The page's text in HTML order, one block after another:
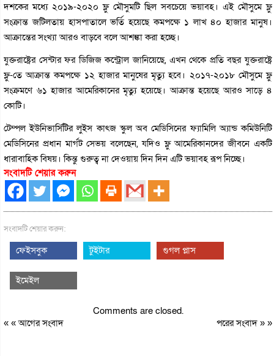
দশকের মধ্যে ২০১৯-২০২০ ফ্লু মৌসুমটি ছিল সবচেয়ে ভয়াবহ। এই মৌসুমে ফ্লু
সংক্রান্ত জটিলতায় হাসপাতালে ভর্তি হয়েছে কমপক্ষে ১ লাখ ৪০ হাজার মানুষ।
আক্রান্তের সংখ্যা আরও বাড়বে বলে আশঙ্কা করা হচ্ছে।
যুক্তরাষ্ট্রের সেন্টার ফর ডিজিজ কন্ট্রোল জানিয়েছে, এখন থেকে প্রতি বছর যুক্তরাষ্ট্রে
ফ্লু-তে আক্রান্ত কমপক্ষে ১২ হাজার মানুষের মৃত্যু হবে। ২০১৭-২০১৮ মৌসুমে ফ্লু
সংক্রমণে ৬১ হাজার আমেরিকানের মৃত্যু হয়েছে। আক্রান্ত হয়েছে আরও সাড়ে ৪
কোটি।
টেম্পল ইউনিভার্সিটির লুইস কাৎজ স্কুল অব মেডিসিনের ফ্যামিলি অ্যান্ড কমিউনিটি
মেডিসিনের প্রধান মার্গট সেভয় বলেছেন, যদিও ফ্লু আমেরিকানদের জীবনে একটি
ধারাবাহিক বিষয়। কিন্তু গুরুত্ব না দেওয়ায় দিন দিন এটি ভয়াবহ রূপ নিচ্ছে।
সংবাদটি শেয়ার করুন
সংবাদটি শেয়ার করুন:
ফেইসবুক টুইটার গুগল প্লাস
ইমেইল
Comments are closed.
« «আগের সংবাদ পরের সংবাদ» »